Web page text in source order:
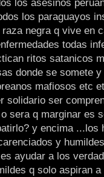
los asesinos
los paraguayos
negra q vive en
todas
ritos satanicos
donde se somete
mafiosos etc
solidario ser
sera q marginar es
y encima ...los
y
ayudar a los
q solo aspiran